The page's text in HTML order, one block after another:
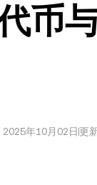
币
2025年10月02日 更